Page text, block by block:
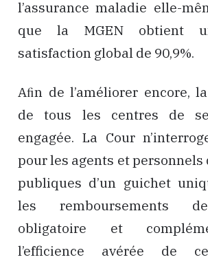
l’assurance maladie elle-
que la MGEN obtient
satisfaction global de 90,9%.
Aﬁn de l’améliorer encore,
de tous les centres de
engagée. La Cour
pour les agents et personnels
publiques d’un guichet
les remboursements
obligatoire et
l’efficience avérée de